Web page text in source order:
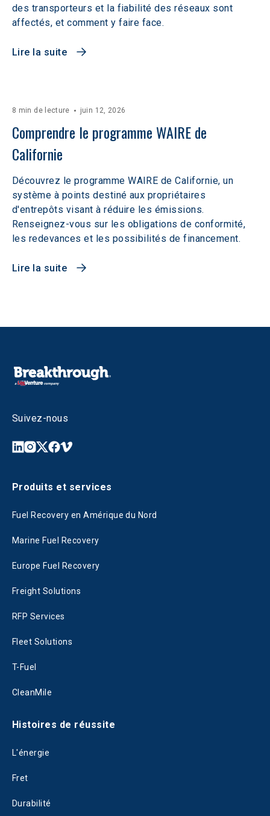
des transporteurs et la fiabilité des réseaux sont
affectés, et comment y faire face.
Lire la suite
8 min de lecture juin 12, 2026
Comprendre le programme WAIRE de
Californie
Découvrez le programme WAIRE de Californie, un
système à points destiné aux propriétaires
d'entrepôts visant à réduire les émissions.
Renseignez-vous sur les obligations de conformité,
les redevances et les possibilités de financement.
Lire la suite
Suivez-nous
Produits et services
Fuel Recovery en Amérique du Nord
Marine Fuel Recovery
Europe Fuel Recovery
Freight Solutions
RFP Services
Fleet Solutions
T-Fuel
CleanMile
Histoires de réussite
L'énergie
Fret
Durabilité